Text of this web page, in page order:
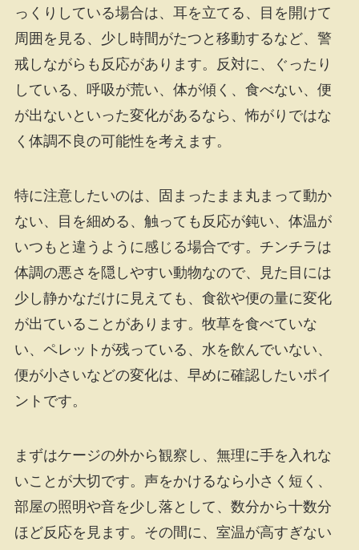
っくりしている場合は、耳を立てる、目を開けて
周囲を見る、少し時間がたつと移動するなど、警
戒しながらも反応があります。反対に、ぐったり
している、呼吸が荒い、体が傾く、食べない、便
が出ないといった変化があるなら、怖がりではな
く体調不良の可能性を考えます。
特に注意したいのは、固まったまま丸まって動か
ない、目を細める、触っても反応が鈍い、体温が
いつもと違うように感じる場合です。チンチラは
体調の悪さを隠しやすい動物なので、見た目には
少し静かなだけに見えても、食欲や便の量に変化
が出ていることがあります。牧草を食べていな
い、ペレットが残っている、水を飲んでいない、
便が小さいなどの変化は、早めに確認したいポイ
ントです。
まずはケージの外から観察し、無理に手を入れな
いことが大切です。声をかけるなら小さく短く、
部屋の照明や音を少し落として、数分から十数分
ほど反応を見ます。その間に、室温が高すぎない